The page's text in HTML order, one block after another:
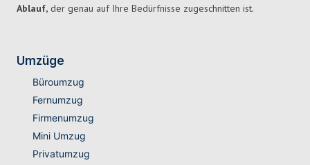
Ablauf, der genau auf Ihre Bedürfnisse zugeschnitten ist.
Umzüge
Büroumzug
Fernumzug
Firmenumzug
Mini Umzug
Privatumzug